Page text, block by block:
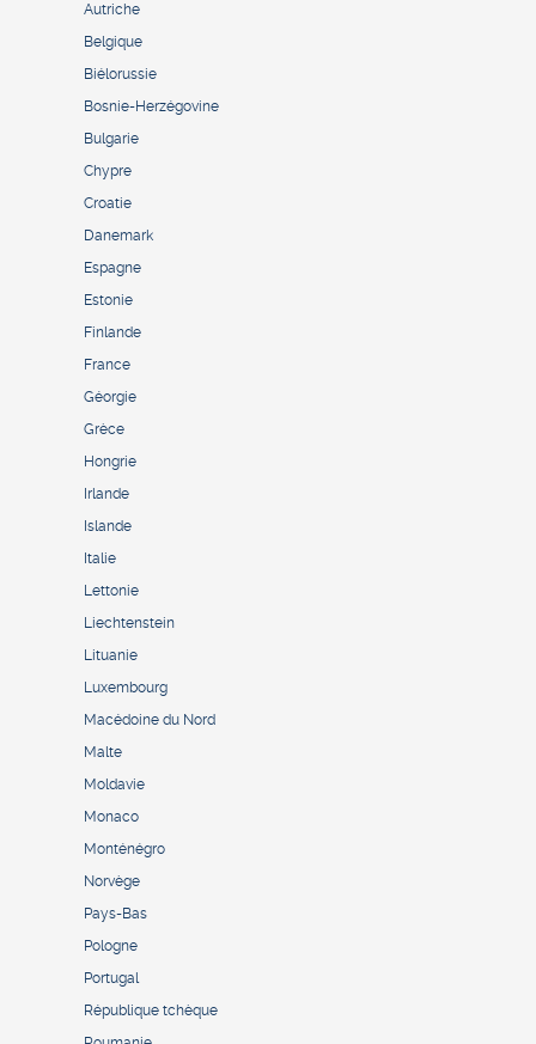
Autriche
Belgique
Biélorussie
Bosnie-Herzégovine
Bulgarie
Chypre
Croatie
Danemark
Espagne
Estonie
Finlande
France
Géorgie
Grèce
Hongrie
Irlande
Islande
Italie
Lettonie
Liechtenstein
Lituanie
Luxembourg
Macédoine du Nord
Malte
Moldavie
Monaco
Monténégro
Norvège
Pays-Bas
Pologne
Portugal
République tchèque